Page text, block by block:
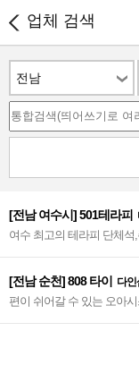
업체 검색
전남
[전남 여수시] 501테라피
여수 최고의 테라피 단체
[전남 순천] 808 타이
다인
편이 쉬어갈 수 있는 오아